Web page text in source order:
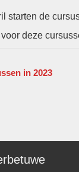
starten de
deze
in 2023